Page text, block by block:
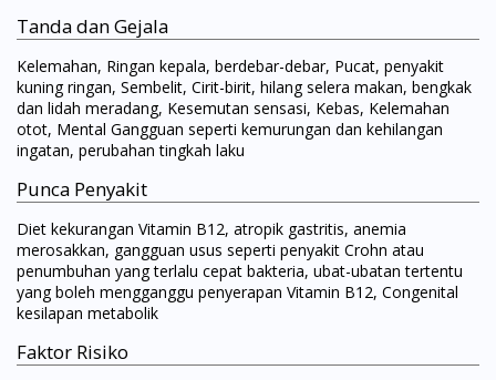
Tanda dan Gejala
Kelemahan, Ringan kepala, berdebar-debar, Pucat, penyakit
kuning ringan, Sembelit, Cirit-birit, hilang selera makan, bengkak
dan lidah meradang, Kesemutan sensasi, Kebas, Kelemahan
otot, Mental Gangguan seperti kemurungan dan kehilangan
ingatan, perubahan tingkah laku
Punca Penyakit
Diet kekurangan Vitamin B12, atropik gastritis, anemia
merosakkan, gangguan usus seperti penyakit Crohn atau
penumbuhan yang terlalu cepat bakteria, ubat-ubatan tertentu
yang boleh mengganggu penyerapan Vitamin B12, Congenital
kesilapan metabolik
Faktor Risiko